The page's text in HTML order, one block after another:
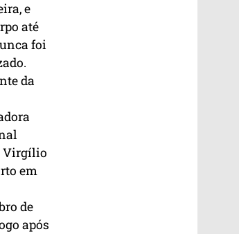
e
até
foi
da
Virgílio
em
de
após